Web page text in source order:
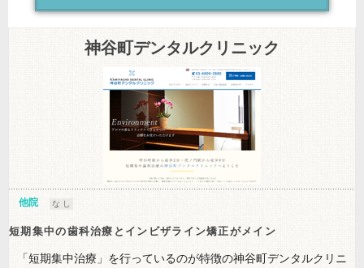
神谷町デンタルクリニック
他院 な し
短期集中の歯科治療とインビザライン矯正がメイン
「短期集中治療」を行っているのが特徴の神谷町デンタルクリニ